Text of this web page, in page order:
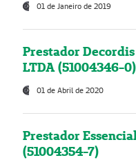
01 de Janeiro de 2019
Prestador
LTDA (51004346-0)
01 de Abril de 2020
Prestador
(51004354-7)